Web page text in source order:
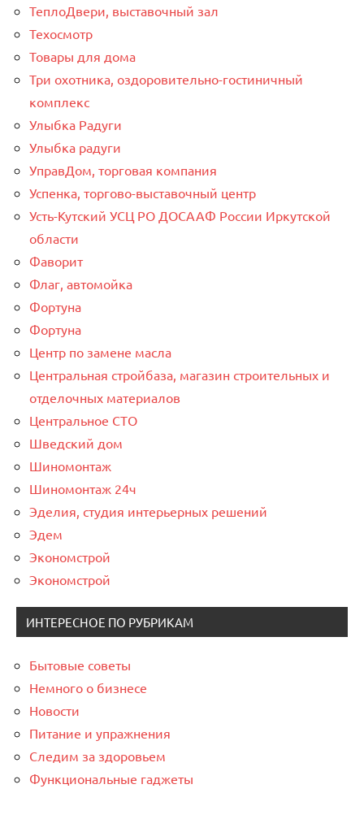
ТеплоДвери, выставочный зал
Техосмотр
Товары для дома
Три охотника, оздоровительно-гостиничный
комплекс
Улыбка Радуги
Улыбка радуги
УправДом, торговая компания
Успенка, торгово-выставочный центр
Усть-Кутский УСЦ РО ДОСААФ России Иркутской
области
Фаворит
Флаг, автомойка
Фортуна
Фортуна
Центр по замене масла
Центральная стройбаза, магазин строительных и
отделочных материалов
Центральное СТО
Шведский дом
Шиномонтаж
Шиномонтаж 24ч
Эделия, студия интерьерных решений
Эдем
Экономстрой
Экономстрой
ИНТЕРЕСНОЕ ПО РУБРИКАМ
Бытовые советы
Немного о бизнесе
Новости
Питание и упражнения
Следим за здоровьем
Функциональные гаджеты